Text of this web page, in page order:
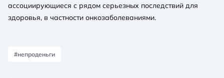
ассоциирующиеся с рядом серьезных последствий для
здоровья, в частности онкозаболеваниями.
#непроденьги